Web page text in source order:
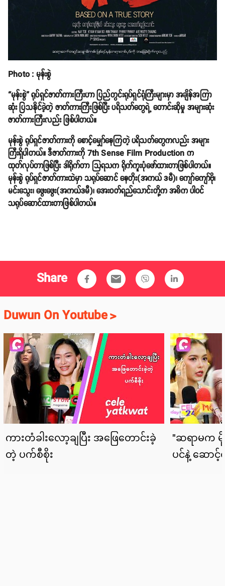
Photo : မုန်းစွဲ
“မုန်းစွဲ” ရုပ်ရှင်ဇာတ်ကားကြီးဟာ ပြည်တွင်းရုပ်ရှင်ရုံကြီးများမှာ အချိန်အကြာ
ဆုံး ပြသနိုင်ခဲ့တဲ့ ဇာတ်ကားကြီးဖြစ်ပြီး ပရိသတ်တွေရဲ့ တောင်းဆိုမှု အများဆုံး
ဇာတ်ကားကြီးလည်း ဖြစ်ပါတယ်။
မုန်းစွဲ ရုပ်ရှင်ဇာတ်ကားကို စောင့်မျှော်နေကြတဲ့ ပရိသတ်တွေကလည်း အများ
ကြီးရှိပါတယ်။ ဒီဇာတ်ကားကို 7th Sense Film Production က
ထုတ်လုပ်တာဖြစ်ပြီး ဒါရိုက်တာ သြရသက ရိုက်ကူးပုံဖော်ထားတာဖြစ်ပါတယ်။
မုန်းစွဲ ရုပ်ရှင်ဇာတ်ကားထဲမှာ သရုပ်ဆောင် နေတိုး(အကယ် ဒမီ)၊ ကျော်ကျော်ဗို၊
မင်းသွေး၊ ဖွေးဖွေး(အကယ်ဒမီ)၊ အေးဝတ်ရည်သောင်းတို့က အဓိက ပါဝင်
သရုပ်ဆောင်ထားတာဖြစ်ပါတယ်။
Share email
Duwun On Youtube>